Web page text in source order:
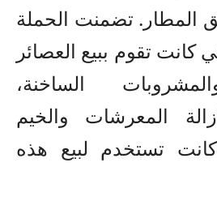
المطار. تضمنت الحملة
كانت تقوم ببيع العصائر
الساخنة،
المعرشات والخيم
تستخدم لبيع هذه